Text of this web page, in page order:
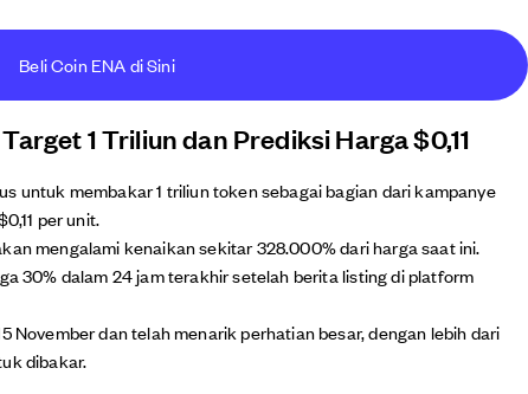
Beli Coin ENA di Sini
1 Triliun dan Prediksi Harga $0,11
untuk membakar 1 triliun token sebagai bagian dari kampanye
per unit.
mengalami kenaikan sekitar 328.000% dari harga saat ini.
30% dalam 24 jam terakhir setelah berita listing di platform
November dan telah menarik perhatian besar, dengan lebih dari
dibakar.